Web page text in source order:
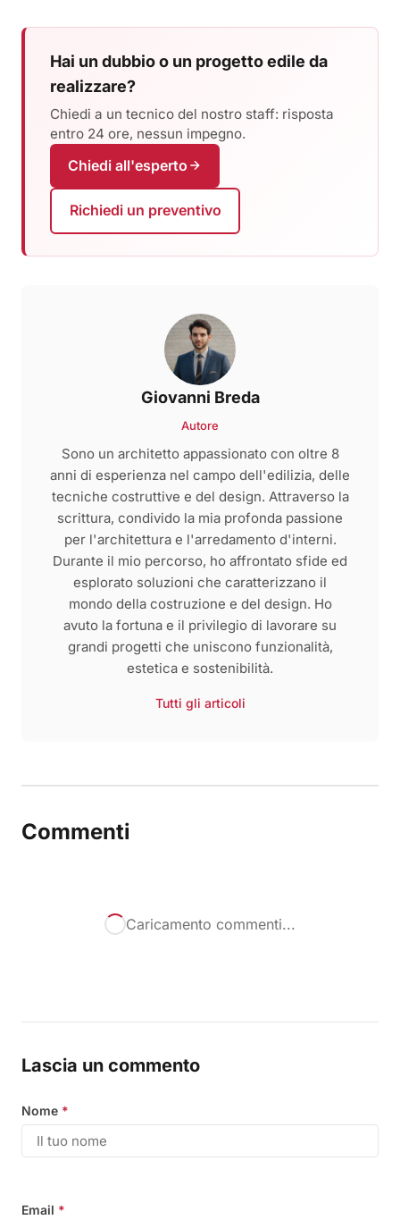
Hai un dubbio o un progetto edile da
realizzare?
Chiedi a un tecnico del nostro staff: risposta
entro 24 ore, nessun impegno.
Chiedi all'esperto
Richiedi un preventivo
Giovanni Breda
Autore
Sono un architetto appassionato con oltre 8
anni di esperienza nel campo dell'edilizia, delle
tecniche costruttive e del design. Attraverso la
scrittura, condivido la mia profonda passione
per l'architettura e l'arredamento d'interni.
Durante il mio percorso, ho affrontato sfide ed
esplorato soluzioni che caratterizzano il
mondo della costruzione e del design. Ho
avuto la fortuna e il privilegio di lavorare su
grandi progetti che uniscono funzionalità,
estetica e sostenibilità.
Tutti gli articoli
Commenti
Caricamento commenti...
Lascia un commento
Nome *
Email *